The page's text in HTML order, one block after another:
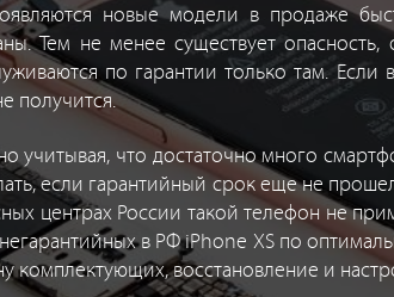
новые модели в продаже
Тем не менее существует
по гарантии только там. Если
получится.
учитывая, что достаточно много
если гарантийный срок еще не
центрах России такой телефон не
в РФ iPhone XS по
комплектующих, восстановление и